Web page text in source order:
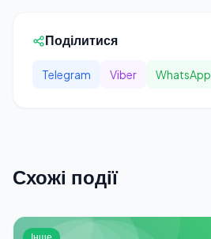
Поділитися
Telegram Viber WhatsApp
Схожі події